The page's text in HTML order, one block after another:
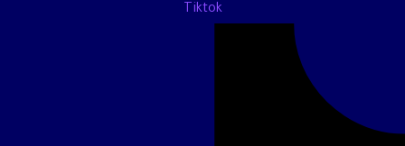
Tiktok